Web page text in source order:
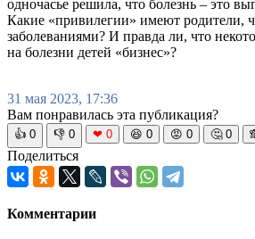
одночасье решила, что болезнь – это
Какие «привилегии» имеют родители,
заболеваниями? И правда ли, что
на болезни детей «бизнес»?
31 мая 2023, 17:36
Вам понравилась эта публикация?
👍 0 👎 0 ❤ 0 😆 0 😡 0 🤔 0
Поделиться
Комментарии